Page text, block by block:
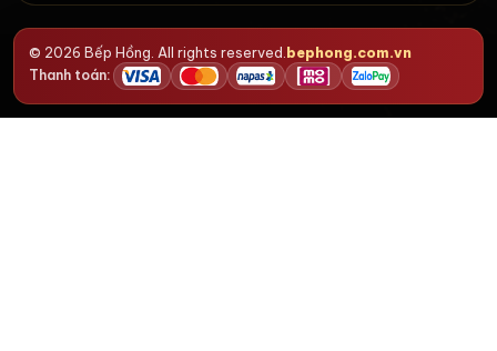
© 2026 Bếp Hồng. All rights reserved. bephong.com.vn
Thanh toán: